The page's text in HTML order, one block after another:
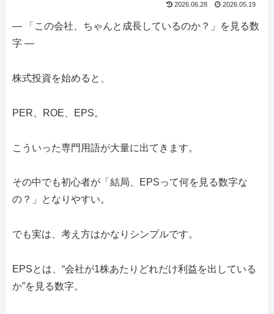
2026.06.28 2026.05.19
― 「この会社、ちゃんと成長しているのか？」を見る数
字 ―
株式投資を始めると、
PER、ROE、EPS。
こういった専門用語が大量に出てきます。
その中でも初心者が「結局、EPSって何を見る数字な
の？」となりやすい。
でも実は、考え方はかなりシンプルです。
EPSとは、“会社が1株あたりどれだけ利益を出している
か”を見る数字。